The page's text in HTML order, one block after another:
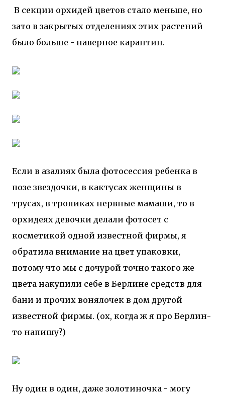
В секции орхидей цветов стало меньше, но
зато в закрытых отделениях этих растений
было больше - наверное карантин.
Если в азалиях была фотосессия ребенка в
позе звездочки, в кактусах женщины в
трусах, в тропиках нервные мамаши, то в
орхидеях девочки делали фотосет с
косметикой одной известной фирмы, я
обратила внимание на цвет упаковки,
потому что мы с дочурой точно такого же
цвета накупили себе в Берлине средств для
бани и прочих вонялочек в дом другой
известной фирмы. (ох, когда ж я про Берлин-
то напишу?)
Ну один в один, даже золотиночка - могу